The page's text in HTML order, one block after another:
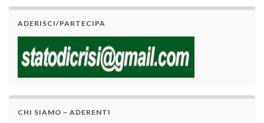
ADERISCI/PARTECIPA
CHI SIAMO – ADERENTI